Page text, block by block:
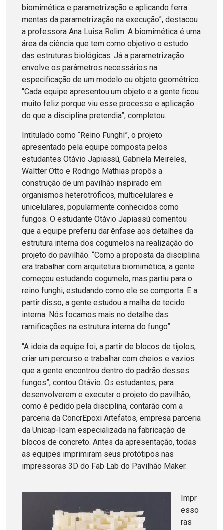
biomimética e parametrização e aplicando ferra
mentas da parametrização na execução”, destacou
a professora Ana Luisa Rolim. A biomimética é uma
área da ciência que tem como objetivo o estudo
das estruturas biológicas. Já a parametrização
envolve os parâmetros necessários na
especificação de um modelo ou objeto geométrico.
“Cada equipe apresentou um objeto e a gente ficou
muito feliz porque viu esse processo e aplicação
do que a disciplina pretendia”, completou.
Intitulado como “Reino Funghi”, o projeto
apresentado pela equipe composta pelos
estudantes Otávio Japiassú, Gabriela Meireles,
Waltter Otto e Rodrigo Mathias propôs a
construção de um pavilhão inspirado em
organismos heterotróficos, multicelulares e
unicelulares, popularmente conhecidos como
fungos. O estudante Otávio Japiassú comentou
que a equipe preferiu dar ênfase aos detalhes da
estrutura interna dos cogumelos na realização do
projeto do pavilhão. “Como a proposta da disciplina
era trabalhar com arquitetura biomimética, a gente
começou estudando cogumelo, mas partiu para o
reino funghi, estudando como ele se comporta. E a
partir disso, a gente estudou a malha de tecido
interna. Nós focamos mais no detalhe das
ramificações na estrutura interna do fungo”.
“A ideia da equipe foi, a partir de blocos de tijolos,
criar um percurso e trabalhar com cheios e vazios
que a gente encontrou dentro do padrão desses
fungos”, contou Otávio. Os estudantes, para
desenvolverem e executar o projeto do pavilhão,
como é pedido pela disciplina, contarão com a
parceria da ConcrEpoxi Artefatos, empresa parceria
da Unicap-Icam especializada na fabricação de
blocos de concreto. Antes da apresentação, todas
as equipes imprimiram seus protótipos nas
impressoras 3D do Fab Lab do Pavilhão Maker.
Impr
esso
ras